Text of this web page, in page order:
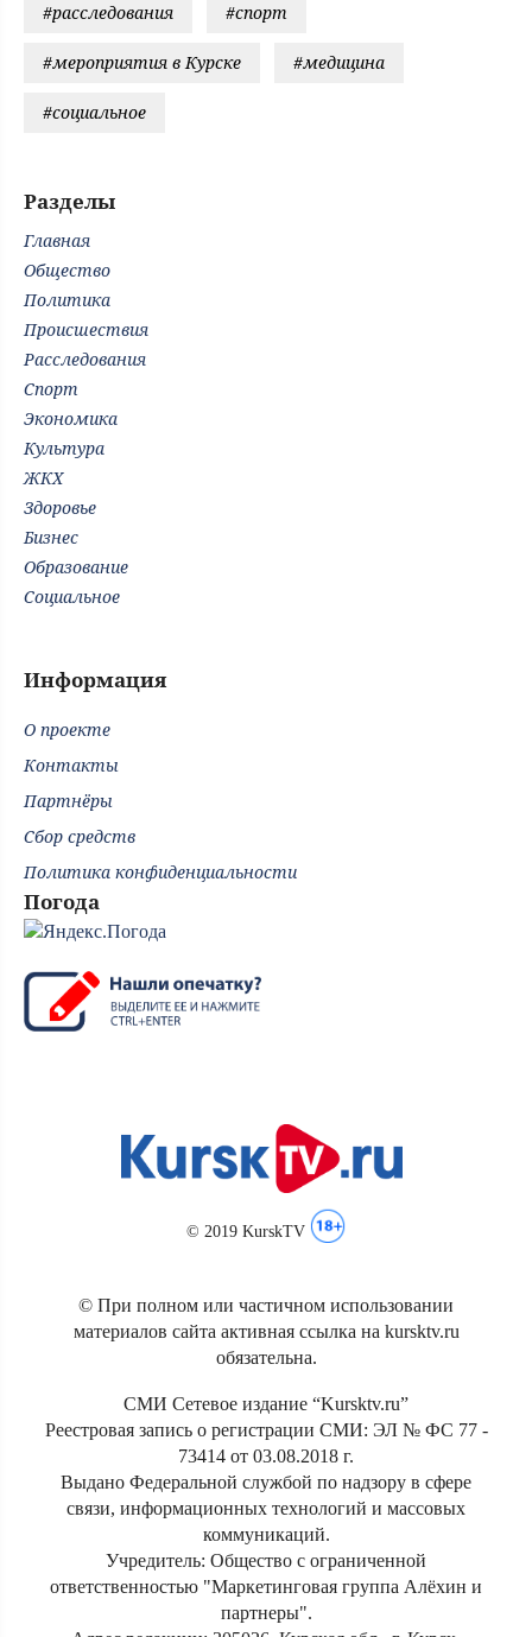
#расследования #спорт
#мероприятия в Курске #медицина
#социальное
Разделы
Главная
Общество
Политика
Происшествия
Расследования
Спорт
Экономика
Культура
ЖКХ
Здоровье
Бизнес
Образование
Социальное
Информация
О проекте
Контакты
Партнёры
Сбор средств
Политика конфиденциальности
Погода
© 2019 KurskTV
© При полном или частичном использовании
материалов сайта активная ссылка на kursktv.ru
обязательна.
СМИ Сетевое издание “Kursktv.ru”
Реестровая запись о регистрации СМИ: ЭЛ № ФС 77 -
73414 от 03.08.2018 г.
Выдано Федеральной службой по надзору в сфере
связи, информационных технологий и массовых
коммуникаций.
Учредитель: Общество с ограниченной
ответственностью "Маркетинговая группа Алёхин и
партнеры".